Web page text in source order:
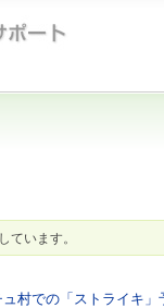
ています。
村での「ストライキ」